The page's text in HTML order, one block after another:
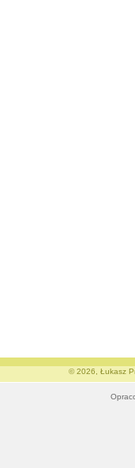
© 2026, Łukasz